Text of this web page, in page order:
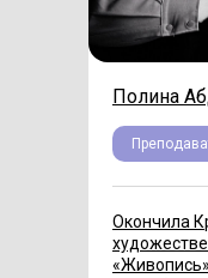
Полина
Окончила